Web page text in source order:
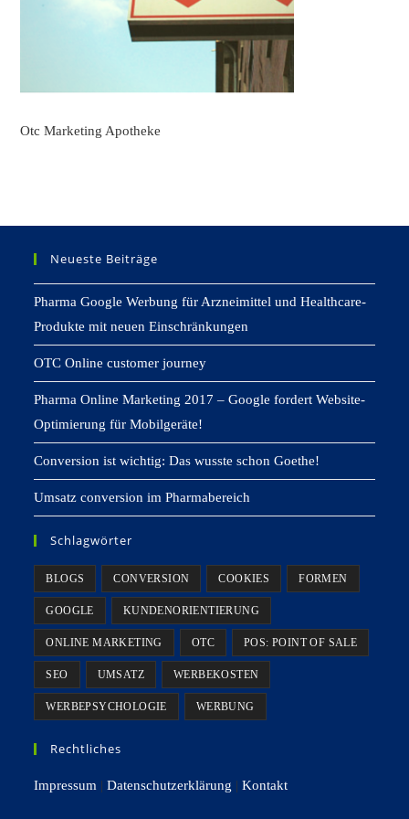
Otc Marketing Apotheke
Neueste Beiträge
Pharma Google Werbung für Arzneimittel und Healthcare-
Produkte mit neuen Einschränkungen
OTC Online customer journey
Pharma Online Marketing 2017 – Google fordert Website-
Optimierung für Mobilgeräte!
Conversion ist wichtig: Das wusste schon Goethe!
Umsatz conversion im Pharmabereich
Schlagwörter
BLOGS CONVERSION COOKIES FORMEN
GOOGLE KUNDENORIENTIERUNG
ONLINE MARKETING OTC POS: POINT OF SALE
SEO UMSATZ WERBEKOSTEN
WERBEPSYCHOLOGIE WERBUNG
Rechtliches
Impressum |Datenschutzerklärung |Kontakt